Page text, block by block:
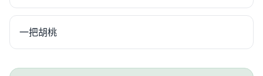
一把胡桃